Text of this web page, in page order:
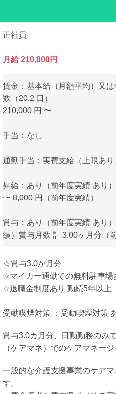
正社員
月給 210,000円
賃金：基本給（月額平均）又
数（20.2 日）
210,000 円 〜
手当：なし
通勤手当：実費支給（上限あ
昇給：あり（前年度実績 あり
〜 8,000 円（前年度実績）
賞与：あり（前年度実績 あり
績）賞与月数 計 3.00ヶ月分（
☆賞与3.0か月分
☆マイカー通勤での無料駐車場
☆退職金制度あり 勤続5年以上
受動喫煙対策 ：受動喫煙対策
賞与3.0カ月分、日勤勤務のみ
（ケアマネ）でのケアマネー
一般的な介護支援事業のケア
す。